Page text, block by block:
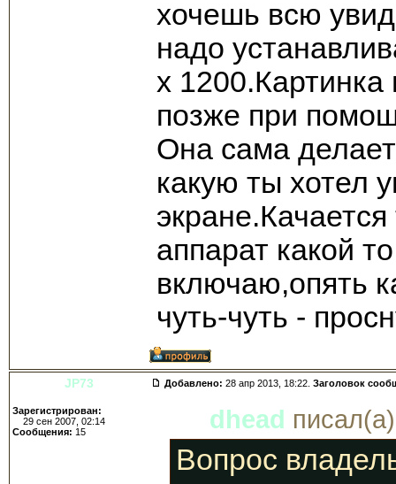
хочешь всю
надо
х 1200.Картинка
позже при
Она сама
какую ты хотел
аппарат какой
включаю,опять
чуть-чуть -
JP73 Добавлено: 28 апр 2013, 18:22. Заголовок
Зарегистрирован:
29 сен 2007, 02:14
Сообщения: 15 dhead
Вопрос